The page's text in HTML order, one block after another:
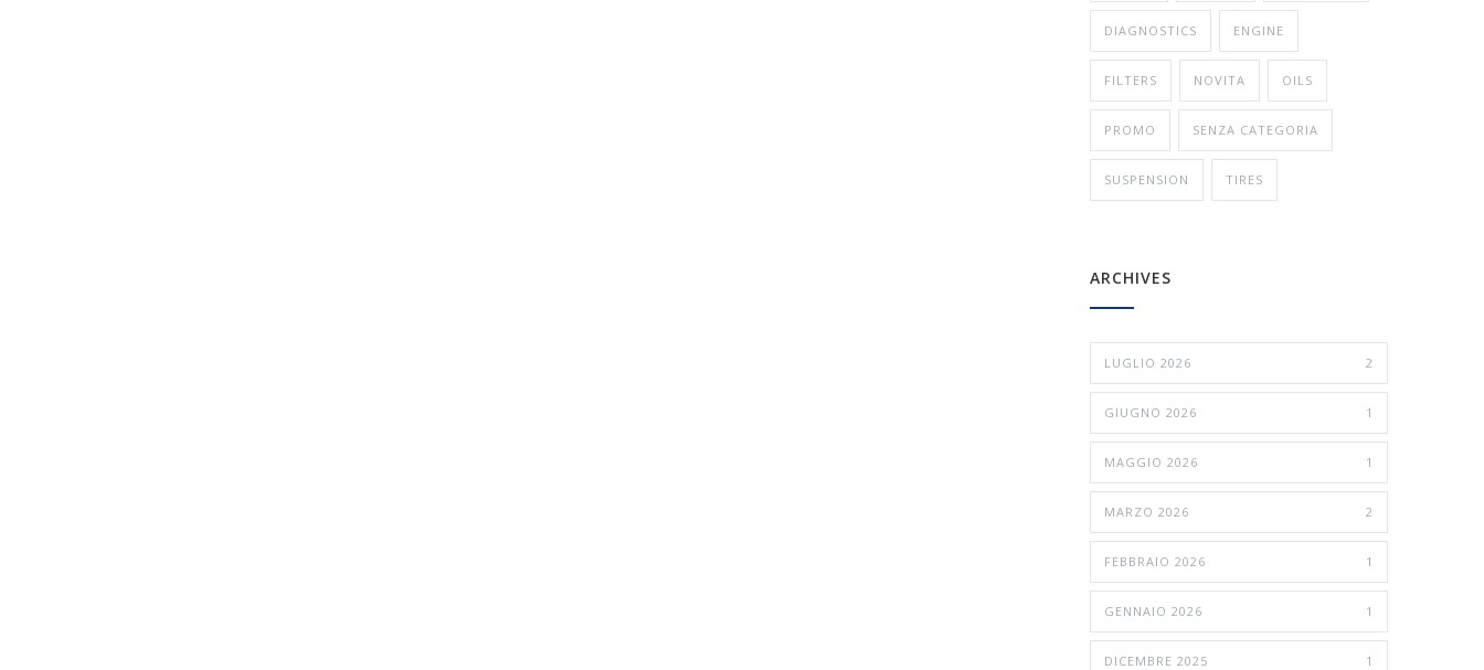
DIAGNOSTICS ENGINE
FILTERS NOVITA OILS
PROMO SENZA CATEGORIA
SUSPENSION TIRES
ARCHIVES
LUGLIO 2026 2
GIUGNO 2026 1
MAGGIO 2026 1
MARZO 2026 2
FEBBRAIO 2026 1
GENNAIO 2026 1
DICEMBRE 2025 1